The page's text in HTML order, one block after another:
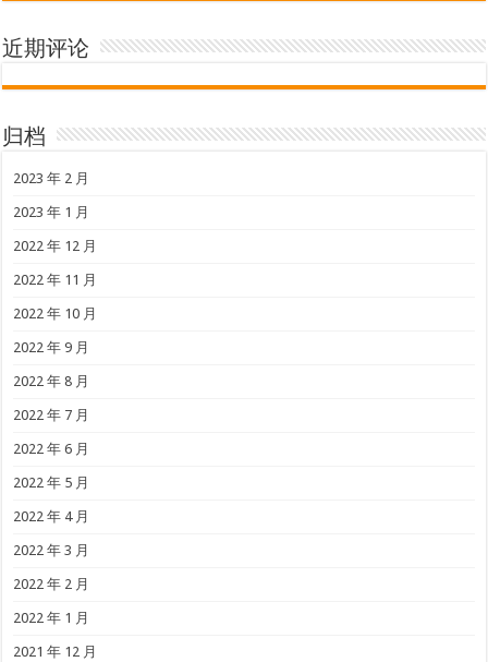
近期评论
归档
2023 年 2 月
2023 年 1 月
2022 年 12 月
2022 年 11 月
2022 年 10 月
2022 年 9 月
2022 年 8 月
2022 年 7 月
2022 年 6 月
2022 年 5 月
2022 年 4 月
2022 年 3 月
2022 年 2 月
2022 年 1 月
2021 年 12 月